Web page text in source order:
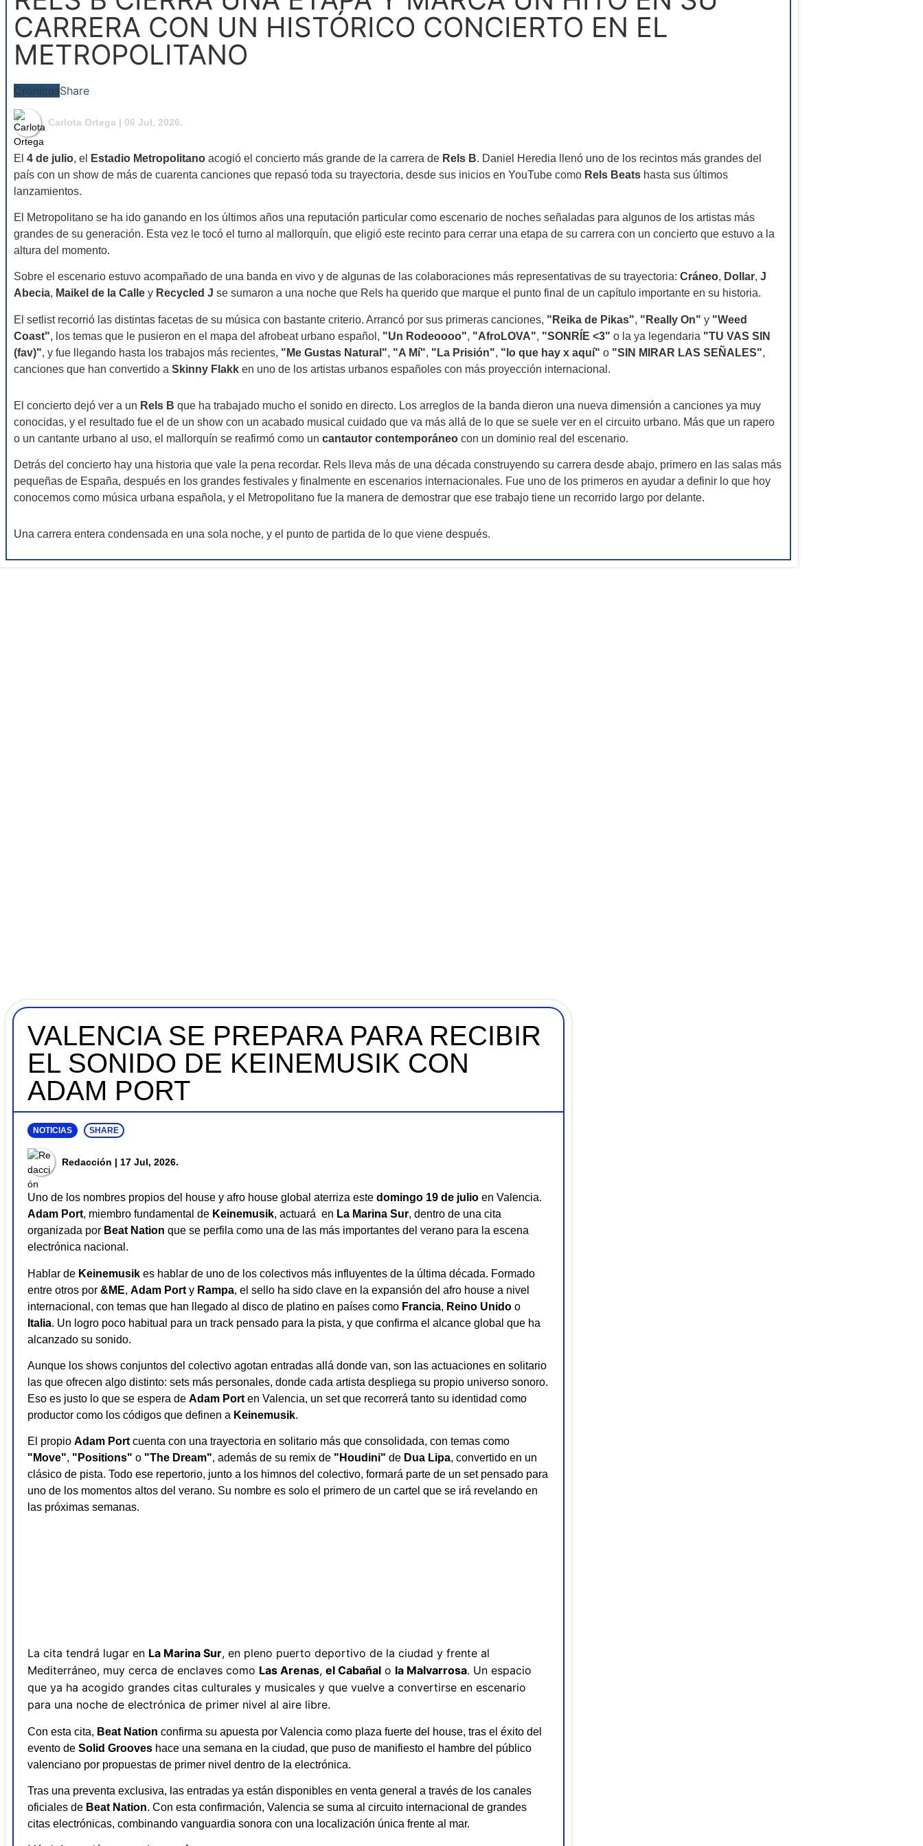
CARRERA CON UN HISTÓRICO CONCIERTO EN EL
METROPOLITANO
CrónicasShare
⁠Carlota Ortega | 06 Jul, 2026.
El 4 de julio, el Estadio Metropolitano acogió el concierto más grande de la carrera de Rels B. Daniel Heredia llenó uno de los recintos más grandes del
país con un show de más de cuarenta canciones que repasó toda su trayectoria, desde sus inicios en YouTube como Rels Beats hasta sus últimos
lanzamientos.
El Metropolitano se ha ido ganando en los últimos años una reputación particular como escenario de noches señaladas para algunos de los artistas más
grandes de su generación. Esta vez le tocó el turno al mallorquín, que eligió este recinto para cerrar una etapa de su carrera con un concierto que estuvo a la
altura del momento.
Sobre el escenario estuvo acompañado de una banda en vivo y de algunas de las colaboraciones más representativas de su trayectoria: Cráneo, Dollar, J
Abecia, Maikel de la Calle y Recycled J se sumaron a una noche que Rels ha querido que marque el punto final de un capítulo importante en su historia.
El setlist recorrió las distintas facetas de su música con bastante criterio. Arrancó por sus primeras canciones, "Reika de Pikas", "Really On" y "Weed
Coast", los temas que le pusieron en el mapa del afrobeat urbano español, "Un Rodeoooo", "AfroLOVA", "SONRÍE <3" o la ya legendaria "TU VAS SIN
(fav)", y fue llegando hasta los trabajos más recientes, "Me Gustas Natural", "A Mí", "La Prisión", "lo que hay x aquí" o "SIN MIRAR LAS SEÑALES",
canciones que han convertido a Skinny Flakk en uno de los artistas urbanos españoles con más proyección internacional.
El concierto dejó ver a un Rels B que ha trabajado mucho el sonido en directo. Los arreglos de la banda dieron una nueva dimensión a canciones ya muy
conocidas, y el resultado fue el de un show con un acabado musical cuidado que va más allá de lo que se suele ver en el circuito urbano. Más que un rapero
o un cantante urbano al uso, el mallorquín se reafirmó como un cantautor contemporáneo con un dominio real del escenario.
Detrás del concierto hay una historia que vale la pena recordar. Rels lleva más de una década construyendo su carrera desde abajo, primero en las salas más
pequeñas de España, después en los grandes festivales y finalmente en escenarios internacionales. Fue uno de los primeros en ayudar a definir lo que hoy
conocemos como música urbana española, y el Metropolitano fue la manera de demostrar que ese trabajo tiene un recorrido largo por delante.
Una carrera entera condensada en una sola noche, y el punto de partida de lo que viene después.
VALENCIA SE PREPARA PARA RECIBIR
EL SONIDO DE KEINEMUSIK CON
ADAM PORT
NOTICIAS SHARE
Redacción | 17 Jul, 2026.
Uno de los nombres propios del house y afro house global aterriza este domingo 19 de julio en Valencia.
Adam Port, miembro fundamental de Keinemusik, actuará en La Marina Sur, dentro de una cita
organizada por Beat Nation que se perfila como una de las más importantes del verano para la escena
electrónica nacional.
Hablar de Keinemusik es hablar de uno de los colectivos más influyentes de la última década. Formado
entre otros por &ME, Adam Port y Rampa, el sello ha sido clave en la expansión del afro house a nivel
internacional, con temas que han llegado al disco de platino en países como Francia, Reino Unido o
Italia. Un logro poco habitual para un track pensado para la pista, y que confirma el alcance global que ha
alcanzado su sonido.
Aunque los shows conjuntos del colectivo agotan entradas allá donde van, son las actuaciones en solitario
las que ofrecen algo distinto: sets más personales, donde cada artista despliega su propio universo sonoro.
Eso es justo lo que se espera de Adam Port en Valencia, un set que recorrerá tanto su identidad como
productor como los códigos que definen a Keinemusik.
El propio Adam Port cuenta con una trayectoria en solitario más que consolidada, con temas como
"Move", "Positions" o "The Dream", además de su remix de "Houdini" de Dua Lipa, convertido en un
clásico de pista. Todo ese repertorio, junto a los himnos del colectivo, formará parte de un set pensado para
uno de los momentos altos del verano. Su nombre es solo el primero de un cartel que se irá revelando en
las próximas semanas.
La cita tendrá lugar en La Marina Sur, en pleno puerto deportivo de la ciudad y frente al
Mediterráneo, muy cerca de enclaves como Las Arenas, el Cabañal o la Malvarrosa. Un espacio
que ya ha acogido grandes citas culturales y musicales y que vuelve a convertirse en escenario
para una noche de electrónica de primer nivel al aire libre.
Con esta cita, Beat Nation confirma su apuesta por Valencia como plaza fuerte del house, tras el éxito del
evento de Solid Grooves hace una semana en la ciudad, que puso de manifiesto el hambre del público
valenciano por propuestas de primer nivel dentro de la electrónica.
Tras una preventa exclusiva, las entradas ya están disponibles en venta general a través de los canales
oficiales de Beat Nation. Con esta confirmación, Valencia se suma al circuito internacional de grandes
citas electrónicas, combinando vanguardia sonora con una localización única frente al mar.